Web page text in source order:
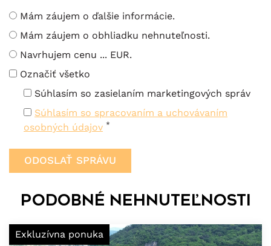
Mám záujem o ďalšie informácie.
Mám záujem o obhliadku nehnuteľnosti.
Navrhujem cenu ... EUR.
Označiť všetko
Súhlasím so zasielaním marketingových správ
Súhlasím so spracovaním a uchovávaním
osobných údajov *
Podobné nehnuteľnosti
Exkluzívna ponuka